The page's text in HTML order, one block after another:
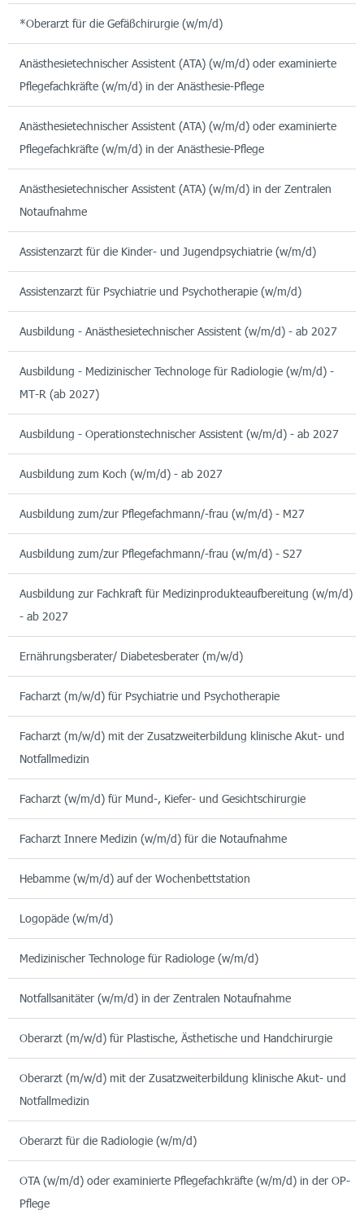
*Oberarzt für die Gefäßchirurgie (w/m/d)
Anästhesietechnischer Assistent (ATA) (w/m/d) oder examinierte
Pflegefachkräfte (w/m/d) in der Anästhesie-Pflege
Anästhesietechnischer Assistent (ATA) (w/m/d) oder examinierte
Pflegefachkräfte (w/m/d) in der Anästhesie-Pflege
Anästhesietechnischer Assistent (ATA) (w/m/d) in der Zentralen
Notaufnahme
Assistenzarzt für die Kinder- und Jugendpsychiatrie (w/m/d)
Assistenzarzt für Psychiatrie und Psychotherapie (w/m/d)
Ausbildung - Anästhesietechnischer Assistent (w/m/d) - ab 2027
Ausbildung - Medizinischer Technologe für Radiologie (w/m/d) -
MT-R (ab 2027)
Ausbildung - Operationstechnischer Assistent (w/m/d) - ab 2027
Ausbildung zum Koch (w/m/d) - ab 2027
Ausbildung zum/zur Pflegefachmann/-frau (w/m/d) - M27
Ausbildung zum/zur Pflegefachmann/-frau (w/m/d) - S27
Ausbildung zur Fachkraft für Medizinprodukteaufbereitung (w/m/d)
- ab 2027
Ernährungsberater/ Diabetesberater (m/w/d)
Facharzt (m/w/d) für Psychiatrie und Psychotherapie
Facharzt (m/w/d) mit der Zusatzweiterbildung klinische Akut- und
Notfallmedizin
Facharzt (w/m/d) für Mund-, Kiefer- und Gesichtschirurgie
Facharzt Innere Medizin (w/m/d) für die Notaufnahme
Hebamme (w/m/d) auf der Wochenbettstation
Logopäde (w/m/d)
Medizinischer Technologe für Radiologe (w/m/d)
Notfallsanitäter (w/m/d) in der Zentralen Notaufnahme
Oberarzt (m/w/d) für Plastische, Ästhetische und Handchirurgie
Oberarzt (m/w/d) mit der Zusatzweiterbildung klinische Akut- und
Notfallmedizin
Oberarzt für die Radiologie (w/m/d)
OTA (w/m/d) oder examinierte Pflegefachkräfte (w/m/d) in der OP-
Pflege